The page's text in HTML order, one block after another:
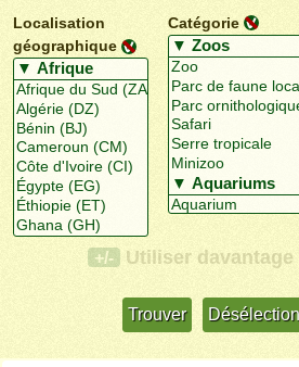
Localisation
géographique
Catégorie
+/- Utiliser